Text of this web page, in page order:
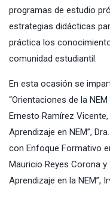
programas de estudio
estrategias didácticas
práctica los
comunidad estudiantil.
En esta ocasión se
“Orientaciones de la
Ernesto Ramírez
Aprendizaje en NEM”,
con Enfoque Formativo
Mauricio Reyes Corona y
Aprendizaje en la NEM”,